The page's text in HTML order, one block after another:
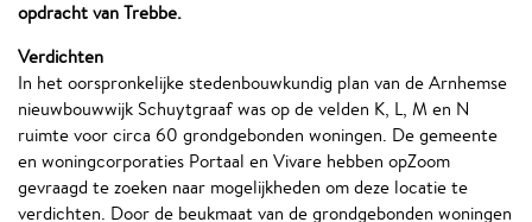
opdracht van Trebbe.
Verdichten
In het oorspronkelijke stedenbouwkundig plan van de Arnhemse
nieuwbouwwijk Schuytgraaf was op de velden K, L, M en N
ruimte voor circa 60 grondgebonden woningen. De gemeente
en woningcorporaties Portaal en Vivare hebben opZoom
gevraagd te zoeken naar mogelijkheden om deze locatie te
verdichten. Door de beukmaat van de grondgebonden woningen